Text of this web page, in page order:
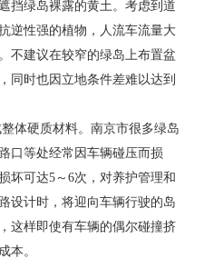
挡绿岛裸露的黄土。考虑到道
逆性强的植物，人流车流量大
不建议在较窄的绿岛上布置盆
同时也因立地条件差难以达到
硬质材料。南京市很多绿岛
口等处经常因车辆碰压而损
坏可达5～6次，对养护管理和
设计时，将迎向车辆行驶的岛
这样即使有车辆的偶尔碰撞挤
本。